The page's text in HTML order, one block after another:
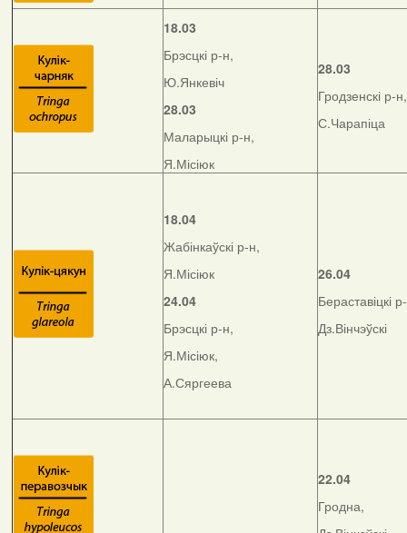
18.03
Брэсцкі р-н,
Ю.Янкевіч
28.03
Маларыцкі р-н,
Я.Місіюк
28.03
Гродзенскі р-н,
С.Чарапіца
18.04
Жабінкаўскі р-н,
Я.Місіюк
24.04
Брэсцкі р-н,
Я.Місіюк,
А.Сяргеева
26.04
Бераставіцкі
Дз.Вінчэўскі
22.04
Гродна,